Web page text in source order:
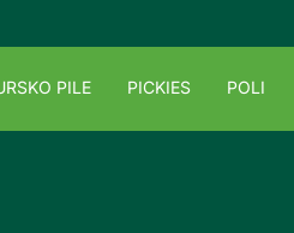
PILE PICKIES POLI